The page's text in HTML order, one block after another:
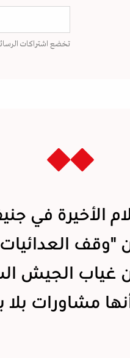
تخضع اشتراكات
الأخيرة في
"وقف
غياب الجيش
مشاورات بلا